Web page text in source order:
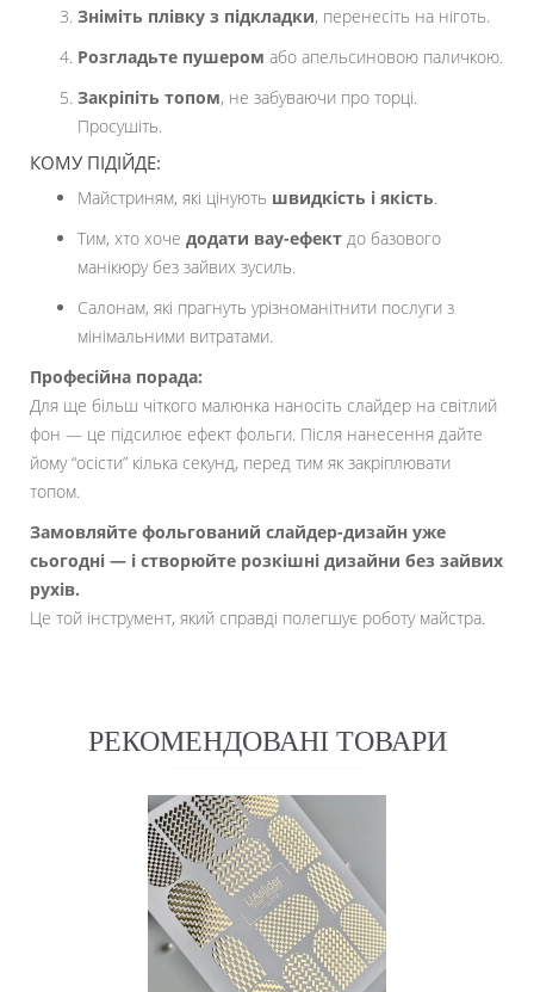
Зніміть плівку з підкладки, перенесіть на ніготь.
Розгладьте пушером або апельсиновою паличкою.
Закріпіть топом, не забуваючи про торці.
Просушіть.
КОМУ ПІДІЙДЕ:
Майстриням, які цінують швидкість і якість.
Тим, хто хоче додати вау-ефект до базового
манікюру без зайвих зусиль.
Салонам, які прагнуть урізноманітнити послуги з
мінімальними витратами.
Професійна порада:
Для ще більш чіткого малюнка наносіть слайдер на світлий
фон — це підсилює ефект фольги. Після нанесення дайте
йому “осісти” кілька секунд, перед тим як закріплювати
топом.
Замовляйте фольгований слайдер-дизайн уже
сьогодні — і створюйте розкішні дизайни без зайвих
рухів.
Це той інструмент, який справді полегшує роботу майстра.
РЕКОМЕНДОВАНІ ТОВАРИ